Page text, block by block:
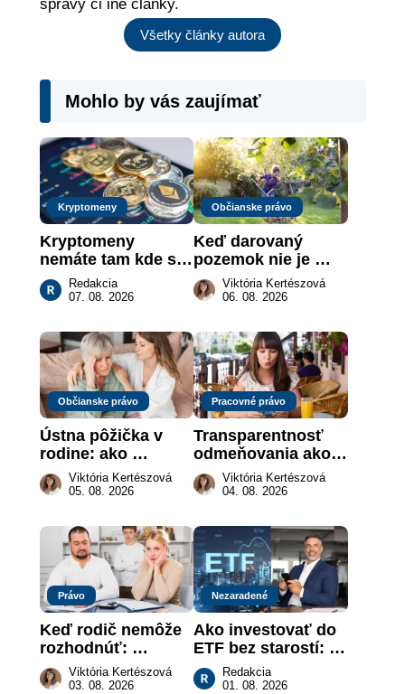
správy či iné články.
Všetky články autora
Mohlo by vás zaujímať
Kryptomeny
Kryptomeny
nemáte tam kde si
myslíte: Viete, kde
sa naozaj
Redakcia
07. 08. 2026
Občianske právo
Keď darovaný
pozemok nie je
„hotová vec“: kedy
môže darca žiadať
Viktória Kertészová
06. 08. 2026
Občianske právo
Ústna pôžička v
rodine: ako
vymôcť peniaze,
keď na papieri nie
Viktória Kertészová
05. 08. 2026
Pracovné právo
Transparentnosť
odmeňovania ako
právna povinnosť:
revolúcia na
práce
Viktória Kertészová
04. 08. 2026
Právo
Keď rodič nemôže
rozhodnúť:
nahradenie prejavu
vôle súdom v
Viktória Kertészová
03. 08. 2026
Nezaradené
Ako investovať do
ETF bez starostí:
Investičné plány,
ktoré urobia prácu
Redakcia
01. 08. 2026